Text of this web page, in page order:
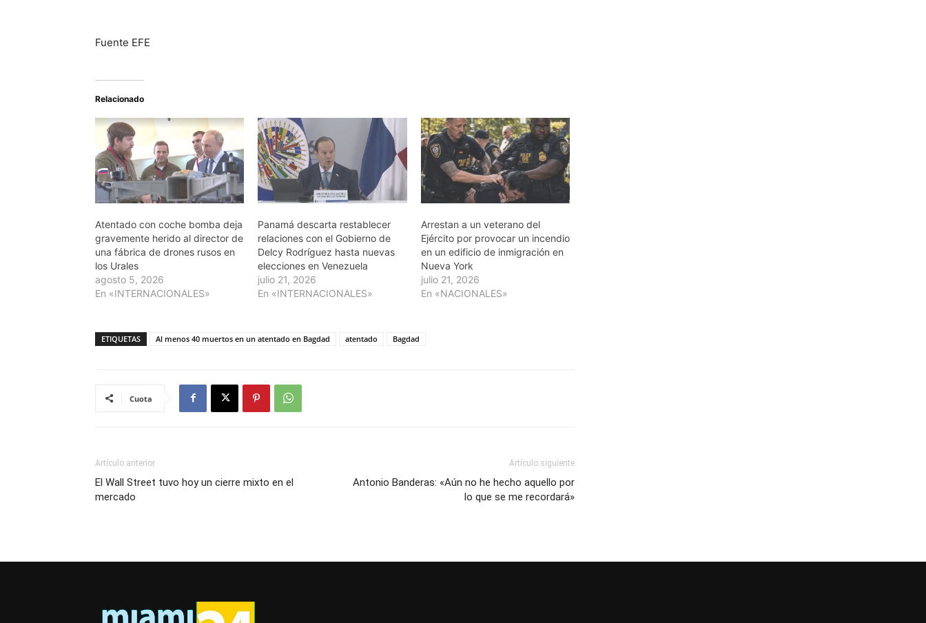
Fuente EFE
Relacionado
Atentado con coche bomba deja
gravemente herido al director de
una fábrica de drones rusos en
los Urales
agosto 5, 2026
En «INTERNACIONALES»
Panamá descarta restablecer
relaciones con el Gobierno de
Delcy Rodríguez hasta nuevas
elecciones en Venezuela
julio 21, 2026
En «INTERNACIONALES»
Arrestan a un veterano del
Ejército por provocar un incendio
en un edificio de inmigración en
Nueva York
julio 21, 2026
En «NACIONALES»
ETIQUETAS Al menos 40 muertos en un atentado en Bagdad atentado Bagdad
Cuota
Artículo anterior
El Wall Street tuvo hoy un cierre mixto en el
mercado
Artículo siguiente
Antonio Banderas: «Aún no he hecho aquello por
lo que se me recordará»